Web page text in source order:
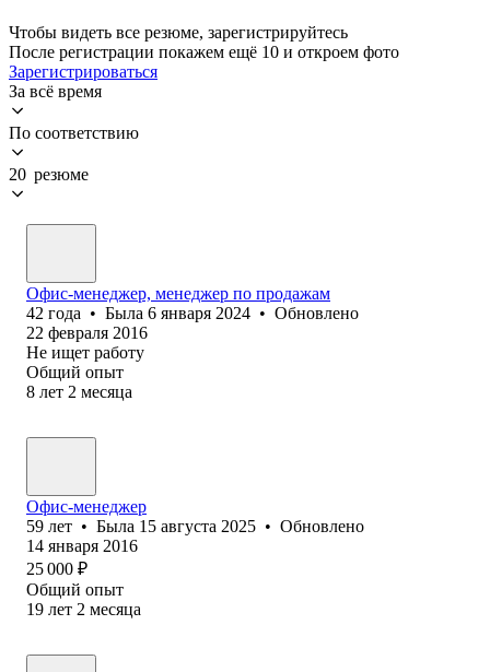
Чтобы видеть все резюме, зарегистрируйтесь
После регистрации покажем ещё 10 и откроем фото
Зарегистрироваться
За всё время
По соответствию
20 резюме
Офис-менеджер, менеджер по продажам
42 года • Была 6 января 2024 • Обновлено
22 февраля 2016
Не ищет работу
Общий опыт
8 лет 2 месяца
Офис-менеджер
59 лет • Была 15 августа 2025 • Обновлено
14 января 2016
25 000 ₽
Общий опыт
19 лет 2 месяца